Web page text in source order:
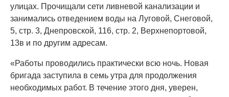
улицах. Прочищали сети ливневой канализации и
занимались отведением воды на Луговой, Снеговой,
5, стр. 3, Днепровской, 116, стр. 2, Верхнепортовой,
13в и по другим адресам.
«Работы проводились практически всю ночь. Новая
бригада заступила в семь утра для продолжения
необходимых работ. В течение этого дня, уверен,